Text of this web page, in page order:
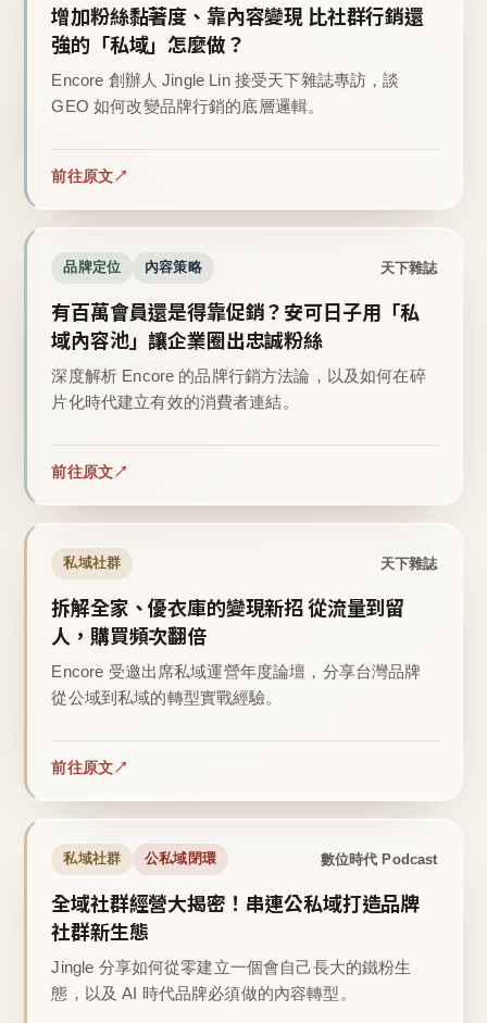
增加粉絲黏著度、靠內容變現 比社群行銷還
強的「私域」怎麼做？
Encore 創辦人 Jingle Lin 接受天下雜誌專訪，談
GEO 如何改變品牌行銷的底層邏輯。
前往原文
品牌定位 內容策略 天下雜誌
有百萬會員還是得靠促銷？安可日子用「私
域內容池」讓企業圈出忠誠粉絲
深度解析 Encore 的品牌行銷方法論，以及如何在碎
片化時代建立有效的消費者連結。
前往原文
私域社群 天下雜誌
拆解全家、優衣庫的變現新招 從流量到留
人，購買頻次翻倍
Encore 受邀出席私域運營年度論壇，分享台灣品牌
從公域到私域的轉型實戰經驗。
前往原文
私域社群 公私域閉環 數位時代 Podcast
全域社群經營大揭密！串連公私域打造品牌
社群新生態
Jingle 分享如何從零建立一個會自己長大的鐵粉生
態，以及 AI 時代品牌必須做的內容轉型。